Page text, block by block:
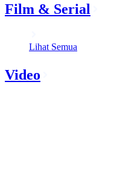
Film & Serial
Lihat Semua
Video